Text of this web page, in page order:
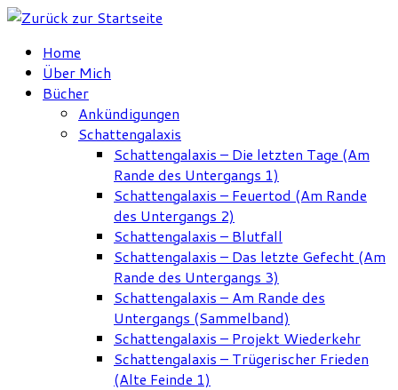
Zum
springenHome
Über Mich
Bücher
Ankündigungen
Schattengalaxis
Schattengalaxis – Die letzten Tage (Am
Rande des Untergangs 1)
Schattengalaxis – Feuertod (Am Rande
des Untergangs 2)
Schattengalaxis – Blutfall
Schattengalaxis – Das letzte Gefecht (Am
Rande des Untergangs 3)
Schattengalaxis – Am Rande des
Untergangs (Sammelband)
Schattengalaxis – Projekt Wiederkehr
Schattengalaxis – Trügerischer Frieden
(Alte Feinde 1)